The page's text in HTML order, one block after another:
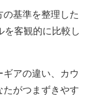
の基準を整理した
客観的に比較し
アの違い、カウ
たがつまずきやす